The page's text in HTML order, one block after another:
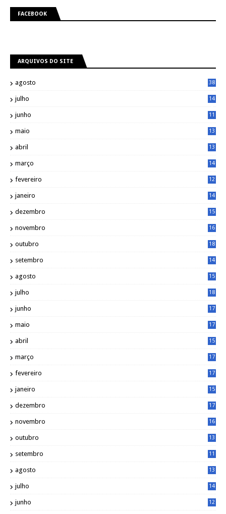
FACEBOOK
ARQUIVOS DO SITE
agosto 38
julho
14
junho
11
maio
13
abril
13
março
14
fevereiro
12
janeiro
14
dezembro
15
novembro
16
outubro
18
setembro
14
agosto
15
julho
18
junho
17
maio
17
abril
15
março
17
fevereiro
17
janeiro
15
dezembro
17
novembro
16
outubro
13
setembro
11
agosto
13
julho
14
junho
12